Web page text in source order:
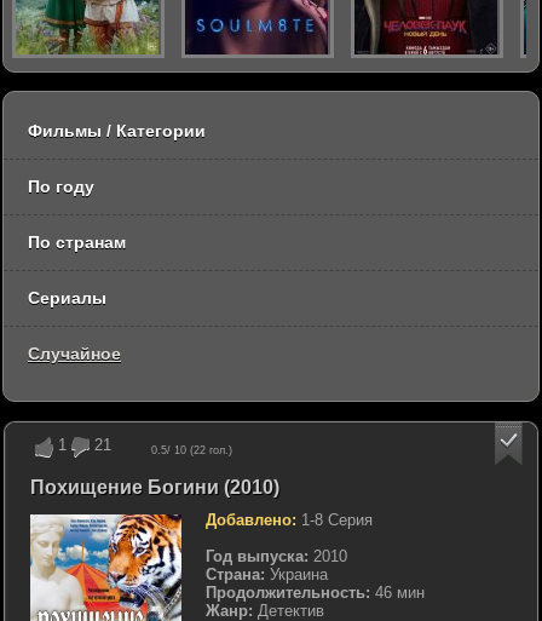
1 21 0.5/ 10 (22 гол.)
Похищение Богини (2010)
Добавлено: 1-8 Серия
Год выпуска: 2010
Страна: Украина
Продолжительность: 46 мин
Жанр: Детектив
Фильмы / Категории
По году
По странам
Сериалы
Случайное